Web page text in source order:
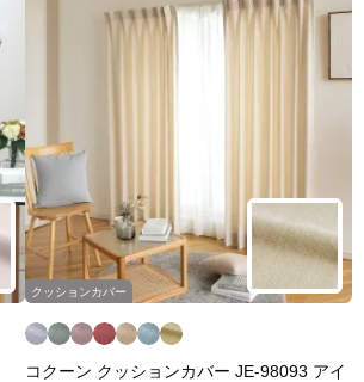
クッションカバー
コクーン クッションカバー JE-98093 アイ